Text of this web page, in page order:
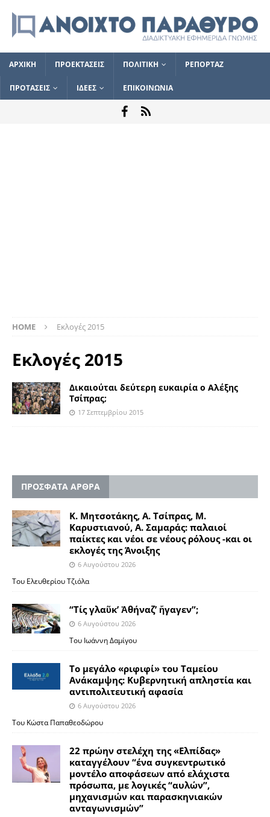
ΑΡΧΙΚΗ ΠΡΟΕΚΤΑΣΕΙΣ ΠΟΛΙΤΙΚΗ ΡΕΠΟΡΤΑΖ
ΠΡΟΤΑΣΕΙΣ ΙΔΕΕΣ ΕΠΙΚΟΙΝΩΝΙΑ
HOME Εκλογές 2015
Εκλογές 2015
Δικαιούται δεύτερη ευκαιρία ο Αλέξης
Τσίπρας;
17 Σεπτεμβρίου 2015
ΠΡΟΣΦΑΤΑ ΑΡΘΡΑ
Κ. Μητσοτάκης, Α. Τσίπρας, Μ.
Καρυστιανού, Α. Σαμαράς: παλαιοί
παίκτες και νέοι σε νέους ρόλους -και οι
εκλογές της Άνοιξης
6 Αυγούστου 2026
Του Ελευθερίου Τζιόλα
“Τίς γλαῦκ’ Ἀθήναζ’ ἤγαγεν”;
6 Αυγούστου 2026
Του Ιωάννη Δαμίγου
Το μεγάλο «ριφιφί» του Ταμείου
Ανάκαμψης: Κυβερνητική απληστία και
αντιπολιτευτική αφασία
6 Αυγούστου 2026
Του Κώστα Παπαθεοδώρου
22 πρώην στελέχη της «Ελπίδας»
καταγγέλουν “ένα συγκεντρωτικό
μοντέλο αποφάσεων από ελάχιστα
πρόσωπα, με λογικές “αυλών”,
μηχανισμών και παρασκηνιακών
ανταγωνισμών”